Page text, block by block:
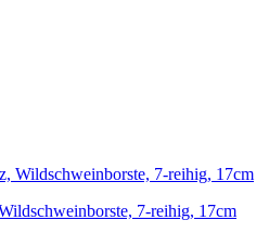
7-reihig, 17cm